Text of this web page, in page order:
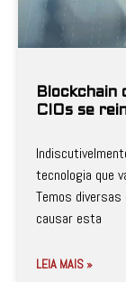
Blockchain
CIOs se
tecnologia que
Temos
causar esta
LEIA MAIS »